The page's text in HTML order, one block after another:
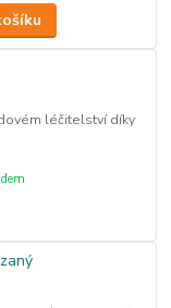
léčitelství díky